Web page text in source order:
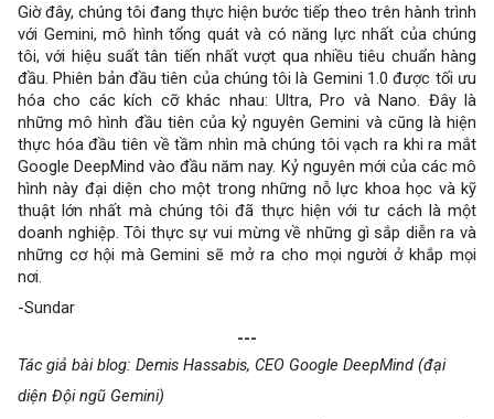
Giờ đây, chúng tôi đang thực hiện bước tiếp theo trên hành trình
với Gemini, mô hình tổng quát và có năng lực nhất của chúng
tôi, với hiệu suất tân tiến nhất vượt qua nhiều tiêu chuẩn hàng
đầu. Phiên bản đầu tiên của chúng tôi là Gemini 1.0 được tối ưu
hóa cho các kích cỡ khác nhau: Ultra, Pro và Nano. Đây là
những mô hình đầu tiên của kỷ nguyên Gemini và cũng là hiện
thực hóa đầu tiên về tầm nhìn mà chúng tôi vạch ra khi ra mắt
Google DeepMind vào đầu năm nay. Kỷ nguyên mới của các mô
hình này đại diện cho một trong những nỗ lực khoa học và kỹ
thuật lớn nhất mà chúng tôi đã thực hiện với tư cách là một
doanh nghiệp. Tôi thực sự vui mừng về những gì sắp diễn ra và
những cơ hội mà Gemini sẽ mở ra cho mọi người ở khắp mọi
nơi.
-Sundar
---
Tác giả bài blog: Demis Hassabis, CEO Google DeepMind (đại
diện Đội ngũ Gemini)